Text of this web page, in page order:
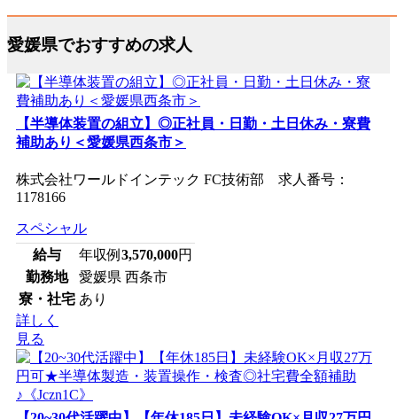
愛媛県でおすすめの求人
【半導体装置の組立】◎正社員・日勤・土日休み・寮費
補助あり＜愛媛県西条市＞
株式会社ワールドインテック FC技術部 求人番号：
1178166
スペシャル
給与
年収例 3,570,000円
勤務地
愛媛県 西条市
寮・社宅 あり
詳しく
見る